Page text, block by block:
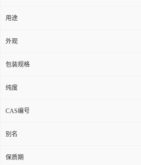
用途
外观
包装规格
纯度
CAS编号
别名
保质期